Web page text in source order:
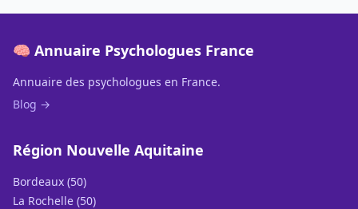
🧠 Annuaire Psychologues France
Annuaire des psychologues en France.
Blog →
Région Nouvelle Aquitaine
Bordeaux (50)
La Rochelle (50)